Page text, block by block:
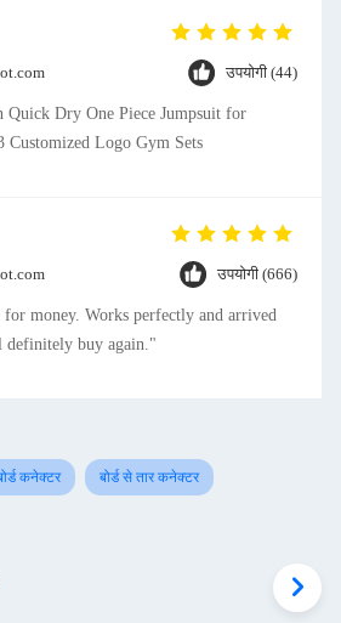
उपयोगी (44)
Quick Dry One Piece Jumpsuit for
Customized Logo Gym Sets
उपयोगी (666)
for money. Works perfectly and arrived
buy again."
कनेक्टर बोर्ड से तार कनेक्टर